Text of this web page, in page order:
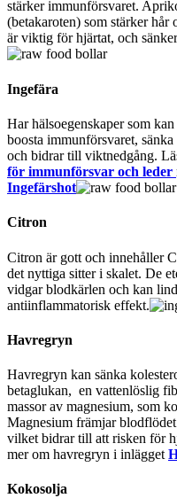
stärker immunförsvaret.
(betakaroten) som stärker
är viktig för hjärtat, och
Ingefära
Har hälsoegenskaper som
boosta immunförsvaret,
och bidrar till viktnedgång.
för immunförsvar och leder
Ingefärshot
Citron
Citron är gott och innehåller
det nyttiga sitter i skalet. De
vidgar blodkärlen och kan
antiinflammatorisk effekt.
Havregryn
Havregryn kan sänka
betaglukan, en vattenlöslig
massor av magnesium, som
Magnesium främjar
vilket bidrar till att risken för
mer om havregryn i inlägget
Kokosolja